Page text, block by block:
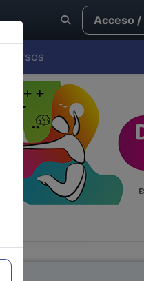
Acceso
Cursos